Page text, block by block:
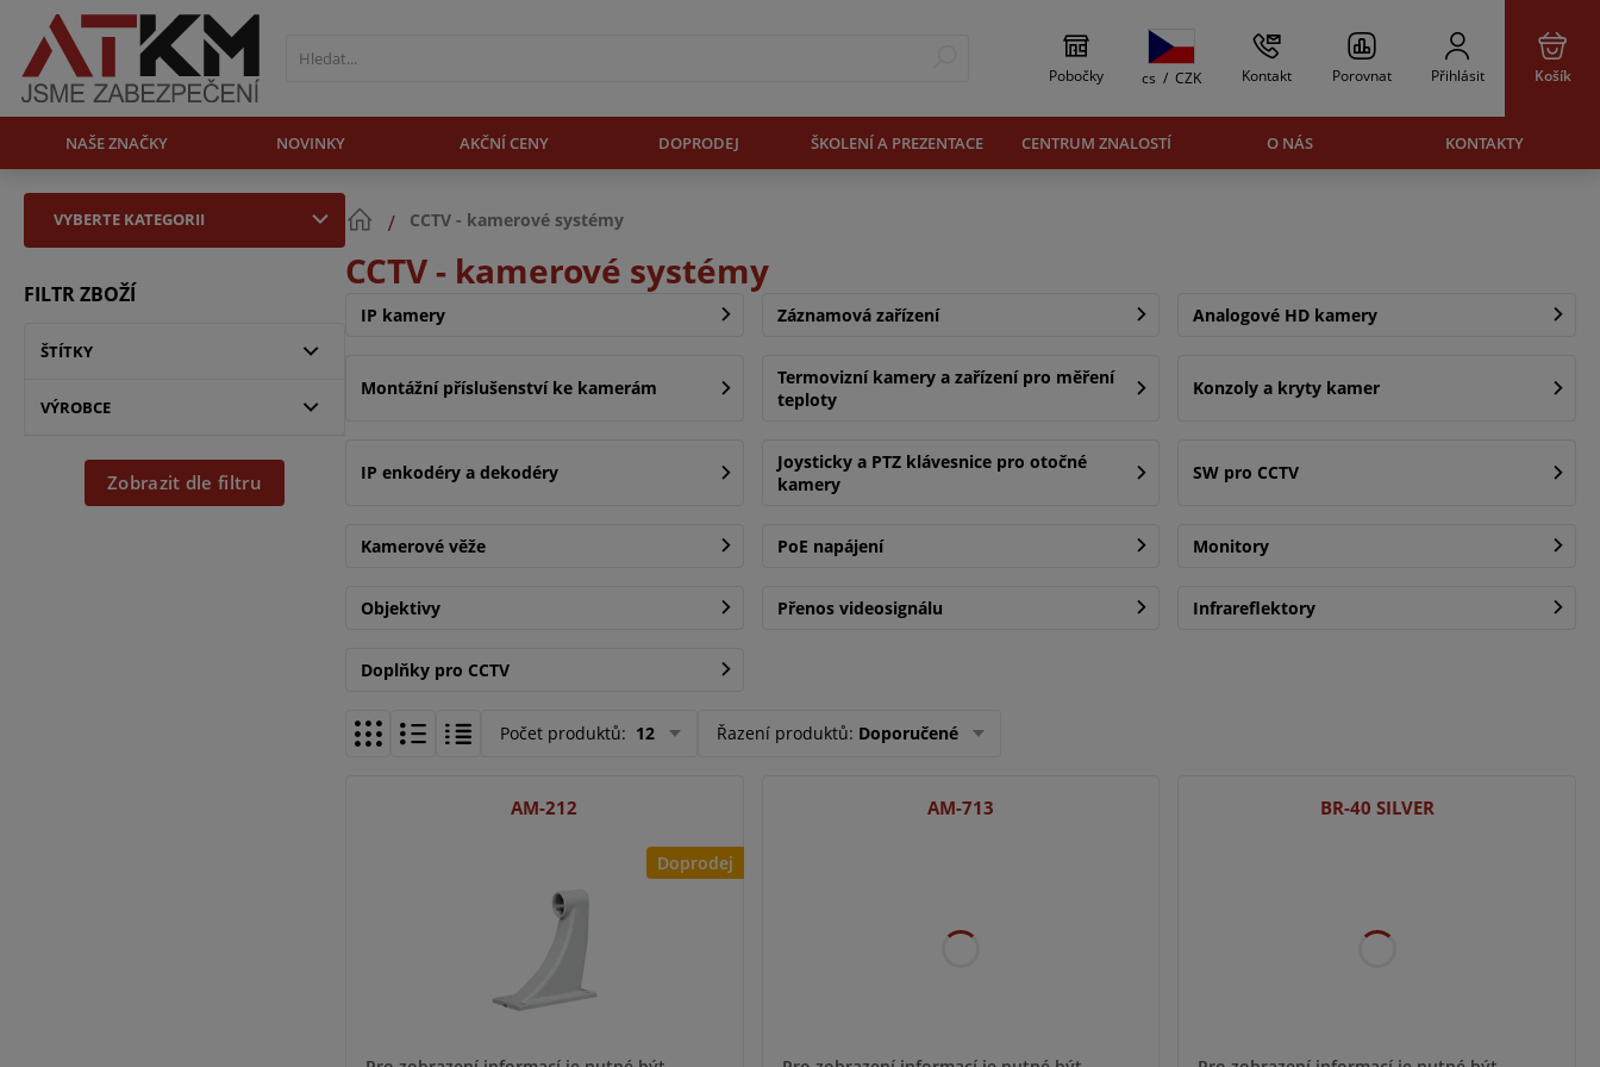
Pobočky cs / CZK Kontakt Porovnat Přihlásit Košík
NAŠE ZNAČKY NOVINKY AKČNÍ CENY DOPRODEJ ŠKOLENÍ A PREZENTACE CENTRUM ZNALOSTÍ O NÁS KONTAKTY
VYBERTE KATEGORII
FILTR ZBOŽÍ
ŠTÍTKY
VÝROBCE
Zobrazit dle filtru
CCTV - kamerové systémy
CCTV - kamerové systémy
IP kamery Záznamová zařízení Analogové HD kamery
Montážní příslušenství ke kamerám
Termovizní kamery a zařízení pro měření
teploty
Konzoly a kryty kamer
IP enkodéry a dekodéry
Joysticky a PTZ klávesnice pro otočné
kamery
SW pro CCTV
Kamerové věže PoE napájení Monitory
Objektivy Přenos videosignálu Infrareflektory
Doplňky pro CCTV
Počet produktů: 12 Řazení produktů: Doporučené
Doprodej
AM-212 AM-713 BR-40 SILVER